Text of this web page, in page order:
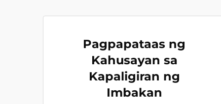
Pagpapataas ng
Kahusayan sa
Kapaligiran ng
Imbakan